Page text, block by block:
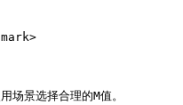
景选择合理的M值。